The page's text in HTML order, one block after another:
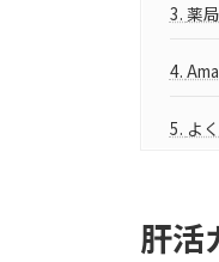
3. 薬
4.
5. よ
肝活